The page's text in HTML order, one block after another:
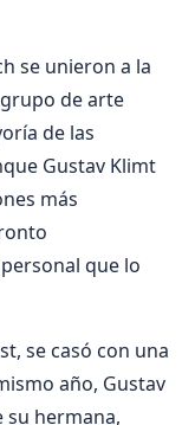
se unieron a la
de arte
de las
Gustav Klimt
más
que lo
se casó con una
año, Gustav
hermana,